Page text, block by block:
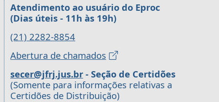
Atendimento ao usuário do Eproc
(Dias úteis - 11h às 19h)
(21) 2282-8854
Abertura de chamados
secer@jfrj.jus.br - Seção de Certidões
(Somente para informações relativas a
Certidões de Distribuição)